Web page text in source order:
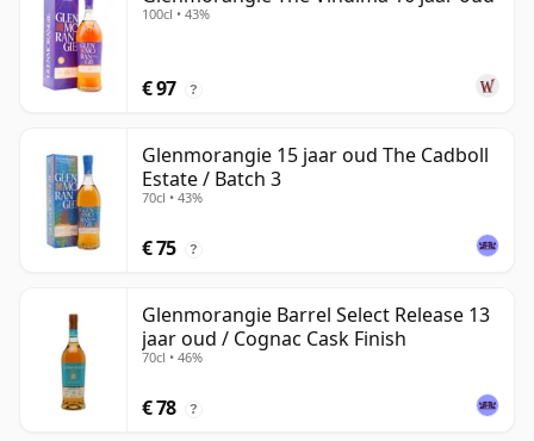
100cl • 43%
€ 97 ?
Glenmorangie 15 jaar oud The Cadboll
Estate / Batch 3
70cl • 43%
€ 75 ?
Glenmorangie Barrel Select Release 13
jaar oud / Cognac Cask Finish
70cl • 46%
€ 78 ?